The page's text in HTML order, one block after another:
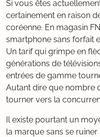
Si vous êtes
certainement en raison
coréenne. En magasin
smartphone sans forfait
Un tarif qui grimpe en
générations de
entrées de gamme
Autant dire que nombre
tourner vers la
Il existe pourtant un
la marque sans se ruiner :